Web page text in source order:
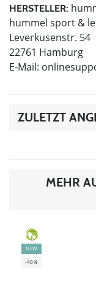
HERSTELLER:
hummel sport &
Leverkusenstr. 54
22761 Hamburg
E-Mail:
ZULETZT
MEHR
GREEN
NEW
-40%